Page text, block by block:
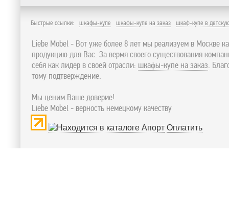
Быстрые ссылки: шкафы-купе шкафы-купе на заказ шкаф-купе в
Liebe Mobel - Вот уже более 8 лет мы реализуем в Москве
продукцию для Вас. За вермя своего существования
себя как лидер в своей отрасли: шкафы-купе на заказ.
тому подтверждение.
Мы ценим Ваше доверие!
Liebe Mobel - верность немецкому качеству
Оплатить